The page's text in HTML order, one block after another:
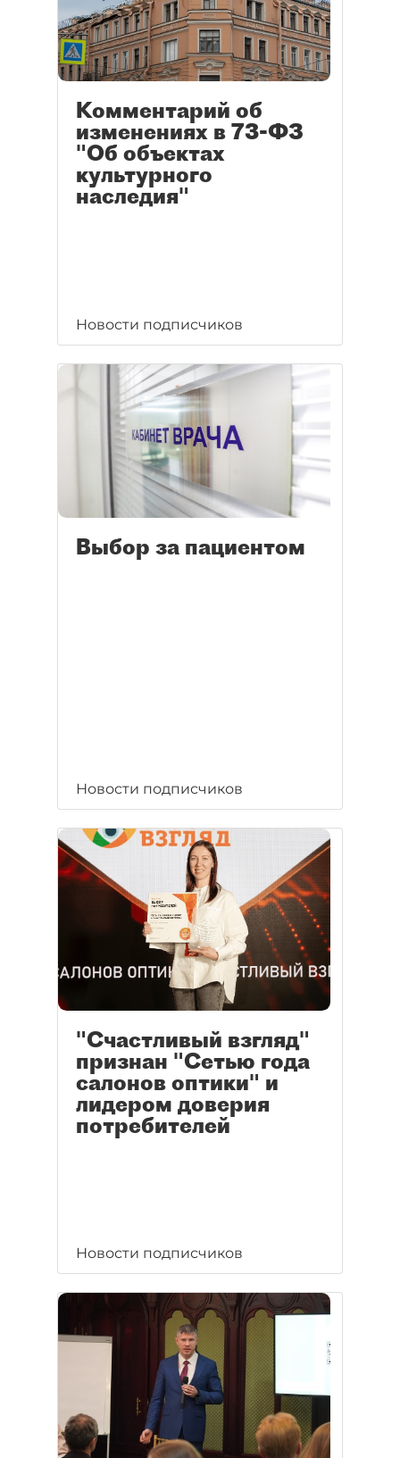
Комментарий об
изменениях в 73-ФЗ
"Об объектах
культурного
наследия"
Новости подписчиков
Выбор за пациентом
Новости подписчиков
"Счастливый взгляд"
признан "Сетью года
салонов оптики" и
лидером доверия
потребителей
Новости подписчиков